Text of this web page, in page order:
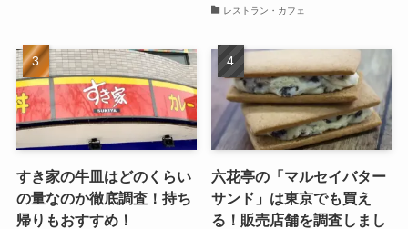
レストラン・カフェ
すき家の牛皿はどのくらい
の量なのか徹底調査！持ち
帰りもおすすめ！
六花亭の「マルセイバター
サンド」は東京でも買え
る！販売店舗を調査しまし